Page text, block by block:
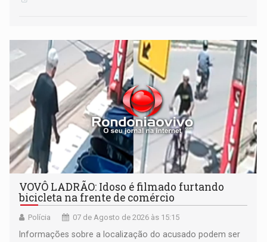
VOVÔ LADRÃO: Idoso é filmado furtando
bicicleta na frente de comércio
Polícia 07 de Agosto de 2026 às 15:15
Informações sobre a localização do acusado podem ser